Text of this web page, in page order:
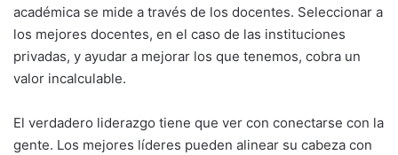
académica se mide a través de los docentes. Seleccionar a
los mejores docentes, en el caso de las instituciones
privadas, y ayudar a mejorar los que tenemos, cobra un
valor incalculable.
El verdadero liderazgo tiene que ver con conectarse con la
gente. Los mejores líderes pueden alinear su cabeza con